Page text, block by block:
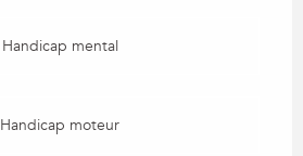
Handicap mental
Handicap moteur